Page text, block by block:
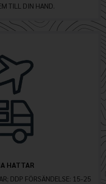
TILL DIN HAND.
HATTAR
DDP FÖRSÄNDELSE: 15-25